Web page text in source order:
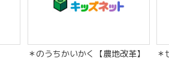
＊のうちかいかく【農地改革】 ＊